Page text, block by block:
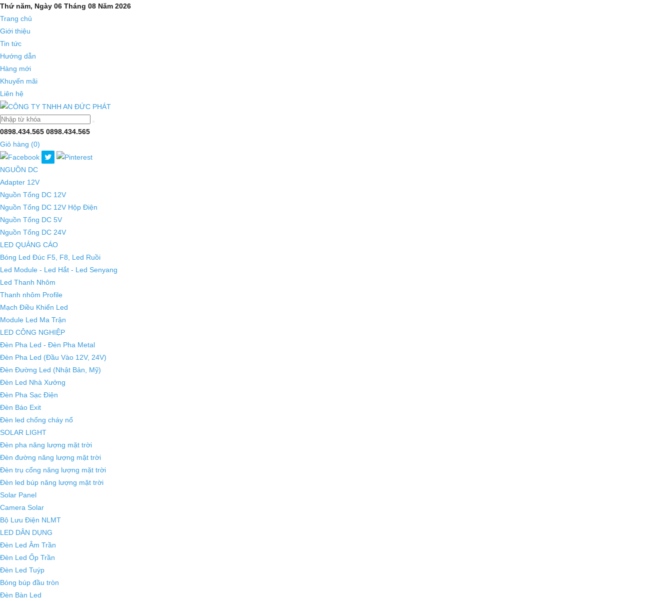
Thứ năm, Ngày 06 Tháng 08 Năm 2026
Trang chủ
Giới thiệu
Tin tức
Hướng dẫn
Hàng mới
Khuyến mãi
Liên hệ
0898.434.565 0898.434.565
Giỏ hàng (0)
NGUỒN DC
Adapter 12V
Nguồn Tổng DC 12V
Nguồn Tổng DC 12V Hộp Điện
Nguồn Tổng DC 5V
Nguồn Tổng DC 24V
LED QUẢNG CÁO
Bóng Led Đúc F5, F8, Led Ruồi
Led Module - Led Hắt - Led Senyang
Led Thanh Nhôm
Thanh nhôm Profile
Mạch Điều Khiển Led
Module Led Ma Trận
LED CÔNG NGHIỆP
Đèn Pha Led - Đèn Pha Metal
Đèn Pha Led (Đầu Vào 12V, 24V)
Đèn Đường Led (Nhật Bản, Mỹ)
Đèn Led Nhà Xưởng
Đèn Pha Sạc Điện
Đèn Báo Exit
Đèn led chống cháy nổ
SOLAR LIGHT
Đèn pha năng lượng mặt trời
Đèn đường năng lượng mặt trời
Đèn trụ cổng năng lượng mặt trời
Đèn led búp năng lượng mặt trời
Solar Panel
Camera Solar
Bộ Lưu Điện NLMT
LED DÂN DỤNG
Đèn Led Âm Trần
Đèn Led Ốp Trần
Đèn Led Tuýp
Bóng búp đầu tròn
Đèn Bàn Led